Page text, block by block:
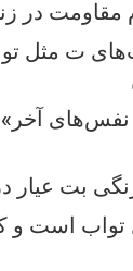
در
ت مثل
آخر»:
بت عیار
تواب است و